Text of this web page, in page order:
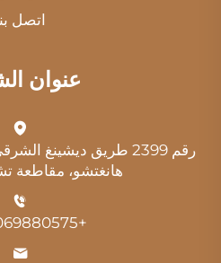
اتصل
عنوان
رقم 2399 طريق ديشينغ
هانغتشو، مقاطعة
+86-18069880575